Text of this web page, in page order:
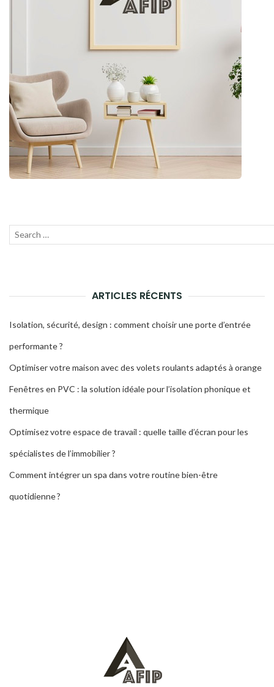
Recherche
ARTICLES RÉCENTS
Isolation, sécurité, design : comment choisir une porte d’entrée
performante ?
Optimiser votre maison avec des volets roulants adaptés à orange
Fenêtres en PVC : la solution idéale pour l’isolation phonique et
thermique
Optimisez votre espace de travail : quelle taille d’écran pour les
spécialistes de l’immobilier ?
Comment intégrer un spa dans votre routine bien-être
quotidienne ?